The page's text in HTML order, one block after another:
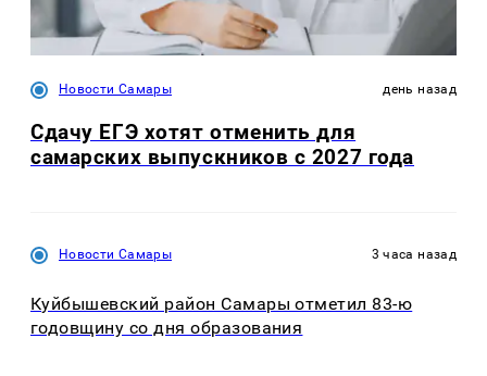
Новости Самары день назад
Сдачу ЕГЭ хотят отменить для
самарских выпускников с 2027 года
Новости Самары 3 часа назад
Куйбышевский район Самары отметил 83-ю
годовщину со дня образования